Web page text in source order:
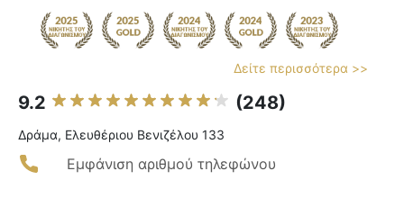
Δείτε περισσότερα >>
9.2 (248)
Δράμα, Ελευθέριου Βενιζέλου 133
Εμφάνιση αριθμού τηλεφώνου